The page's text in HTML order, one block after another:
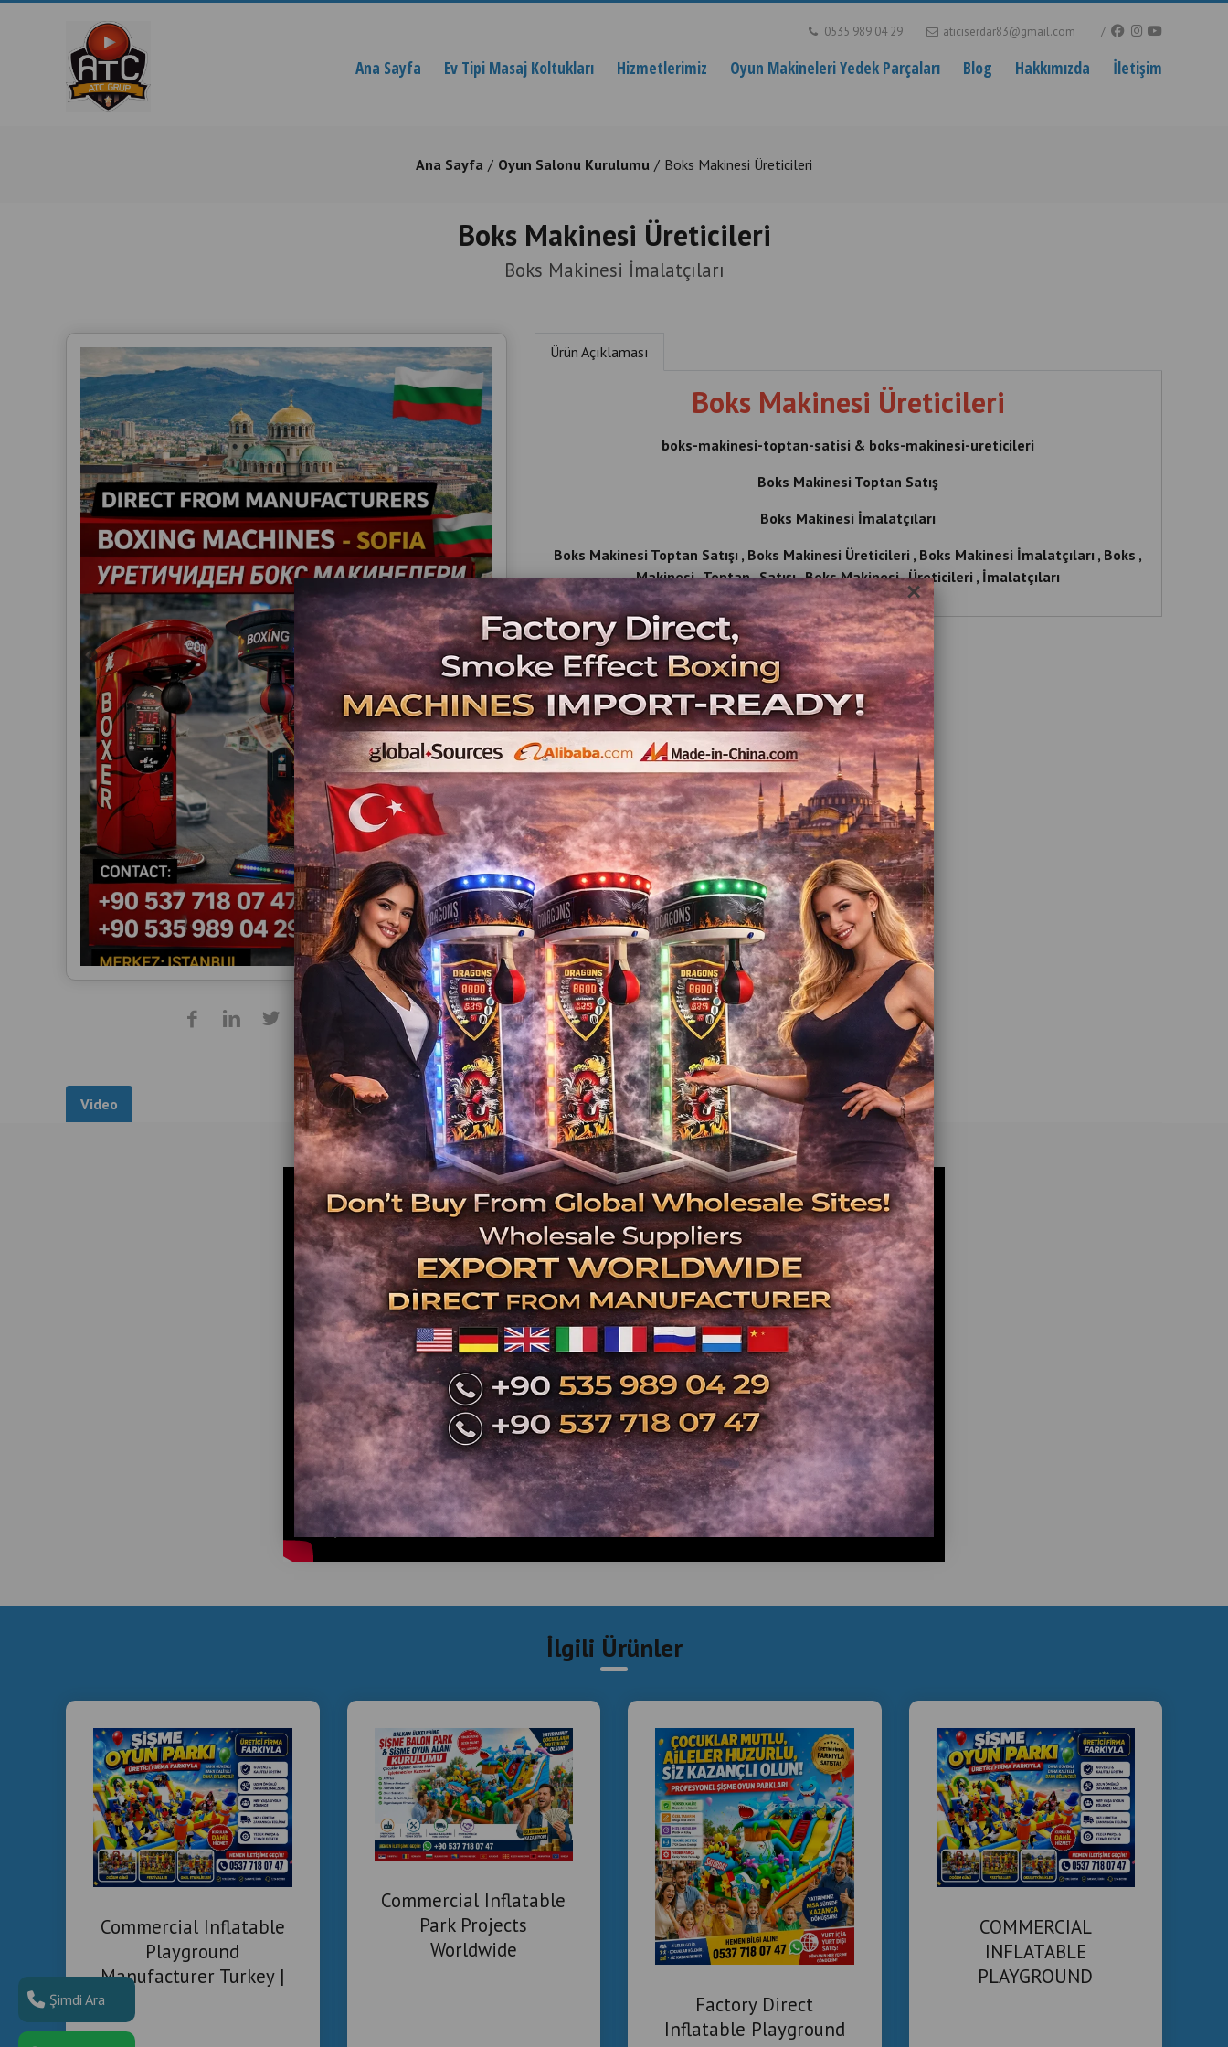
×
0535 989 04 29 aticiserdar83@gmail.com
Ana Sayfa Ev Tipi Masaj Koltukları Hizmetlerimiz Oyun Makineleri Yedek Parçaları Blog Hakkımızda İletişim
Ana Sayfa Oyun Salonu Kurulumu Boks Makinesi Üreticileri
Boks Makinesi Üreticileri
Boks Makinesi İmalatçıları
Ürün Açıklaması
Boks Makinesi Üreticileri
boks-makinesi-toptan-satisi & boks-makinesi-ureticileri
Boks Makinesi Toptan Satış
Boks Makinesi İmalatçıları
Boks Makinesi Toptan Satışı , Boks Makinesi Üreticileri , Boks Makinesi İmalatçıları , Boks ,
Makinesi , Toptan , Satışı , Boks Makinesi , Üreticileri , İmalatçıları
Video
İlgili Ürünler
Commercial Inflatable
Playground
Manufacturer Turkey |
Installation & Project
Commercial Inflatable
Park Projects
Worldwide
Factory Direct
Inflatable Playground
COMMERCIAL
INFLATABLE
PLAYGROUND
Şimdi Ara